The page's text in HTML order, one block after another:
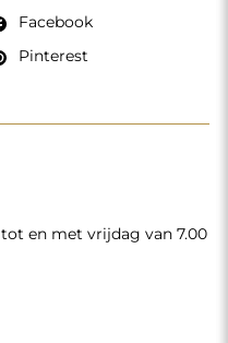
en met vrijdag van 7.00
Facebook
Pinterest